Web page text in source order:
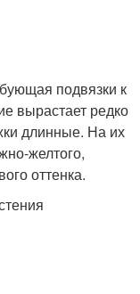
подвязки к
вырастает редко
длинные. На их
желтого,
оттенка.